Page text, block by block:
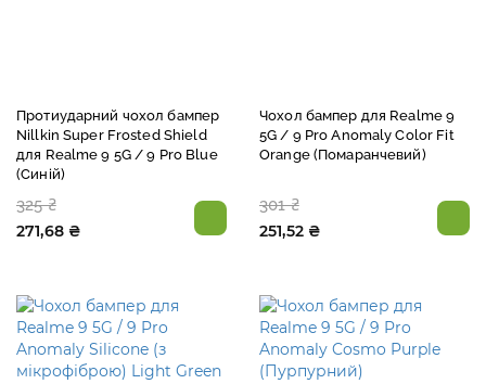
Протиударний чохол бампер
Nillkin Super Frosted Shield
для Realme 9 5G / 9 Pro Blue
(Синій)
325 ₴
271,68 ₴
Чохол бампер для Realme 9
5G / 9 Pro Anomaly Color Fit
Orange (Помаранчевий)
301 ₴
251,52 ₴